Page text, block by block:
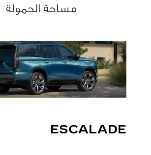
مساحة الحمولة​
ESCALADE